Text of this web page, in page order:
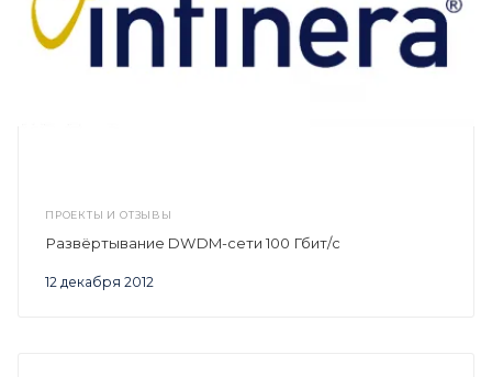
ПРОЕКТЫ И ОТЗЫВЫ
12 декабря 2012
Развёртывание DWDM-сети 100 Гбит/с